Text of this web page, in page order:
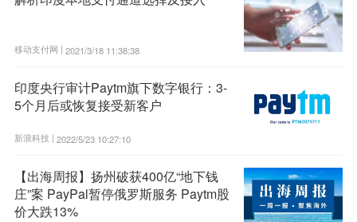
移动支付网 | 2021/3/18 11:38:38
印度央行审计Paytm旗下数字银行：3-
5个月后或恢复接受新客户
新浪科技 | 2022/5/23 10:27:10
【出海周报】扬州破获400亿“地下钱
庄”案 PayPal暂停俄罗斯服务 Paytm股
价大跌13%